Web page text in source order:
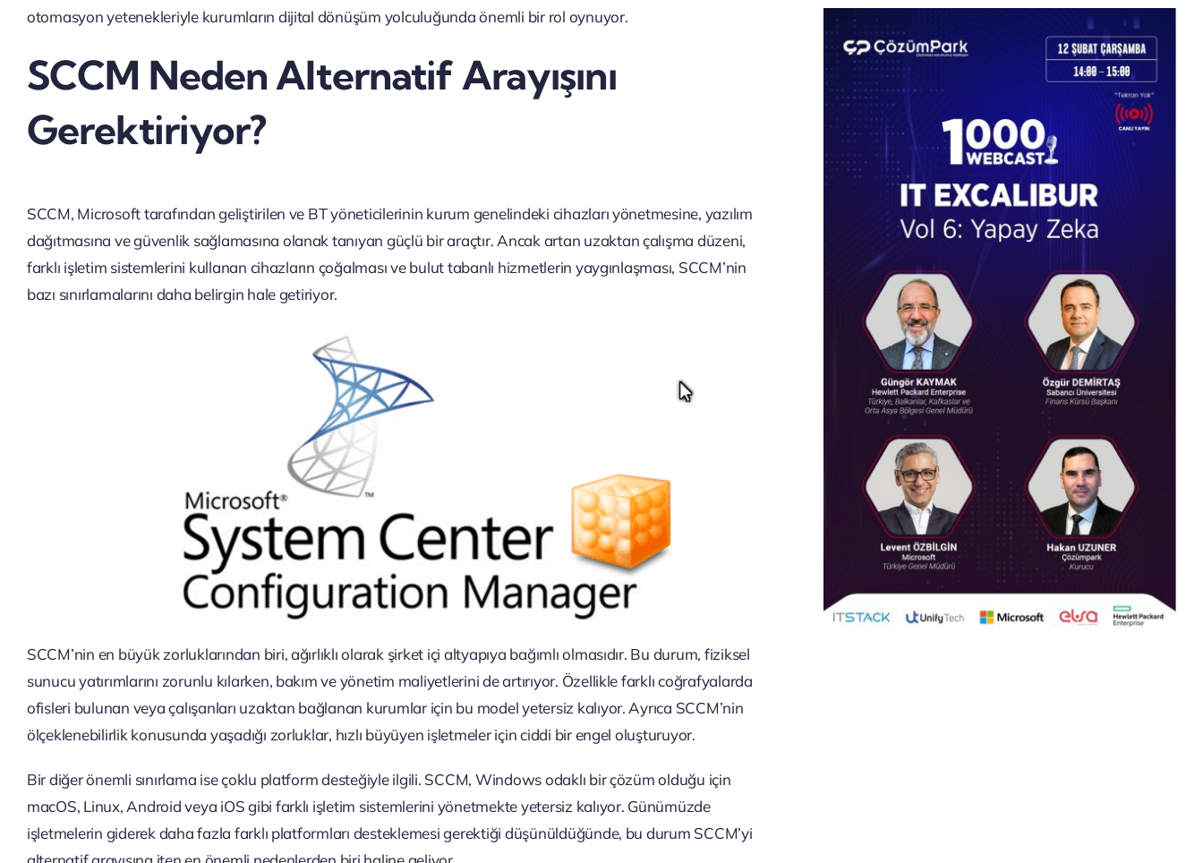
otomasyon yetenekleriyle kurumların dijital dönüşüm yolculuğunda önemli bir rol oynuyor.
SCCM Neden Alternatif Arayışını
Gerektiriyor?
SCCM, Microsoft tarafından geliştirilen ve BT yöneticilerinin kurum genelindeki cihazları yönetmesine, yazılım
dağıtmasına ve güvenlik sağlamasına olanak tanıyan güçlü bir araçtır. Ancak artan uzaktan çalışma düzeni,
farklı işletim sistemlerini kullanan cihazların çoğalması ve bulut tabanlı hizmetlerin yaygınlaşması, SCCM’nin
bazı sınırlamalarını daha belirgin hale getiriyor.
SCCM’nin en büyük zorluklarından biri, ağırlıklı olarak şirket içi altyapıya bağımlı olmasıdır. Bu durum, fiziksel
sunucu yatırımlarını zorunlu kılarken, bakım ve yönetim maliyetlerini de artırıyor. Özellikle farklı coğrafyalarda
ofisleri bulunan veya çalışanları uzaktan bağlanan kurumlar için bu model yetersiz kalıyor. Ayrıca SCCM’nin
ölçeklenebilirlik konusunda yaşadığı zorluklar, hızlı büyüyen işletmeler için ciddi bir engel oluşturuyor.
Bir diğer önemli sınırlama ise çoklu platform desteğiyle ilgili. SCCM, Windows odaklı bir çözüm olduğu için
macOS, Linux, Android veya iOS gibi farklı işletim sistemlerini yönetmekte yetersiz kalıyor. Günümüzde
işletmelerin giderek daha fazla farklı platformları desteklemesi gerektiği düşünüldüğünde, bu durum SCCM’yi